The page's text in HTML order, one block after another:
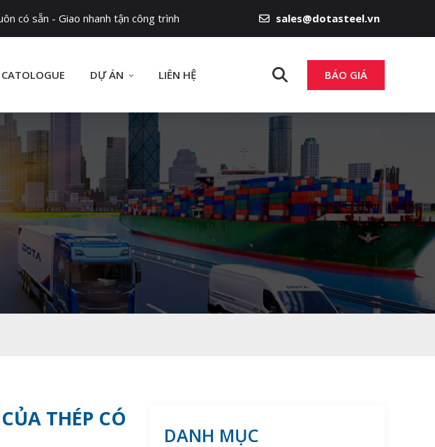
có sẵn - Giao nhanh tận công trình sales@dotasteel.vn
CATOLOGUE DỰ ÁN LIÊN HỆ BÁO GIÁ
THÉP CÓ
DANH MỤC